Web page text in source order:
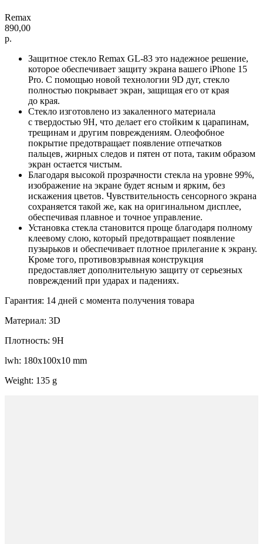
Remax
890,00
р.
Защитное стекло Remax GL-83 это надежное решение,
которое обеспечивает защиту экрана вашего iPhone 15
Pro. С помощью новой технологии 9D дуг, стекло
полностью покрывает экран, защищая его от края
до края.
Стекло изготовлено из закаленного материала
с твердостью 9H, что делает его стойким к царапинам,
трещинам и другим повреждениям. Олеофобное
покрытие предотвращает появление отпечатков
пальцев, жирных следов и пятен от пота, таким образом
экран остается чистым.
Благодаря высокой прозрачности стекла на уровне 99%,
изображение на экране будет ясным и ярким, без
искажения цветов. Чувствительность сенсорного экрана
сохраняется такой же, как на оригинальном дисплее,
обеспечивая плавное и точное управление.
Установка стекла становится проще благодаря полному
клеевому слою, который предотвращает появление
пузырьков и обеспечивает плотное прилегание к экрану.
Кроме того, противовзрывная конструкция
предоставляет дополнительную защиту от серьезных
повреждений при ударах и падениях.
Гарантия: 14 дней с момента получения товара
Материал: 3D
Плотность: 9H
lwh: 180x100x10 mm
Weight: 135 g